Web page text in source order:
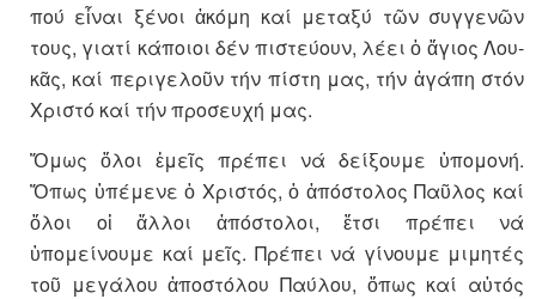
πού εἶναι ξέ­νοι ἀκόμη καί με­ταξύ τῶν συγ­γενῶν
τους, γιατί κά­ποιοι δέν πιστεύουν, λέει ὁ ἅγιος Λου­
κᾶς, καί περιγε­λοῦν τήν πίστη μας, τήν ἀγά­πη στόν
Χριστό καί τήν προσευχή μας.
Ὅμως ὅλοι ἐμεῖς πρέπει νά δεί­ξουμε ὑπομονή.
Ὅπως ὑπέμενε ὁ Χριστός, ὁ ἀπόστολος Παῦλος καί
ὅλοι οἱ ἄλλοι ἀπόστολοι, ἔτσι πρέ­πει νά
ὑπομείνουμε καί μεῖς. Πρέ­πει νά γίνουμε μιμητές
τοῦ με­γά­λου ἀποστόλου Παύλου, ὅπως καί αὐτός